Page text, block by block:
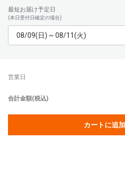
最短お届け予定日
(本日受付日確定の場合)
08/09(日) ~ 08/11(火)
営業日
合計金額(税込)
カートに追